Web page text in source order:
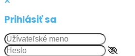
Prihlásiť sa